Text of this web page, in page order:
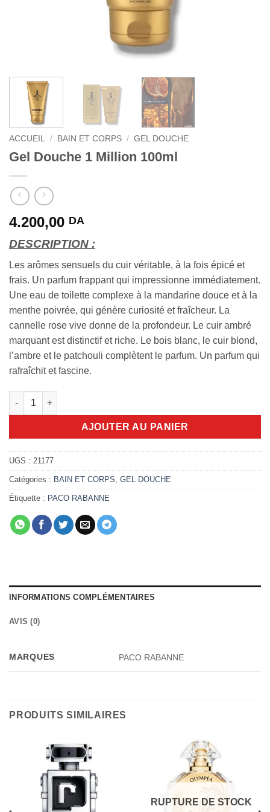
ACCUEIL / BAIN ET CORPS / GEL DOUCHE
Gel Douche 1 Million 100ml
4.200,00 DA
DESCRIPTION :
Les arômes sensuels du cuir véritable, à la fois épicé et
frais. Un parfum frappant qui impressionne immédiatement.
Une eau de toilette complexe à la mandarine douce et à la
menthe poivrée, qui génère curiosité et fraîcheur. La
cannelle rose vive donne de la profondeur. Le cuir ambré
marquant est distinctif et riche. Le bois blanc, le cuir blond,
l’ambre et le patchouli complètent le parfum. Un parfum qui
rafraîchit et fascine.
quantité de Gel Douche 1 Million 100ml
AJOUTER AU PANIER
UGS : 21177
Catégories : BAIN ET CORPS GEL DOUCHE
Étiquette : PACO RABANNE
INFORMATIONS COMPLÉMENTAIRES
AVIS (0)
MARQUES PACO RABANNE
PRODUITS SIMILAIRES
RUPTURE DE STOCK